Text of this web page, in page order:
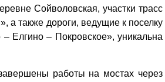
Сойволовская, участки трасс
а также дороги, ведущие к поселку
Елгино – Покровское», уникальна
работы на мостах через